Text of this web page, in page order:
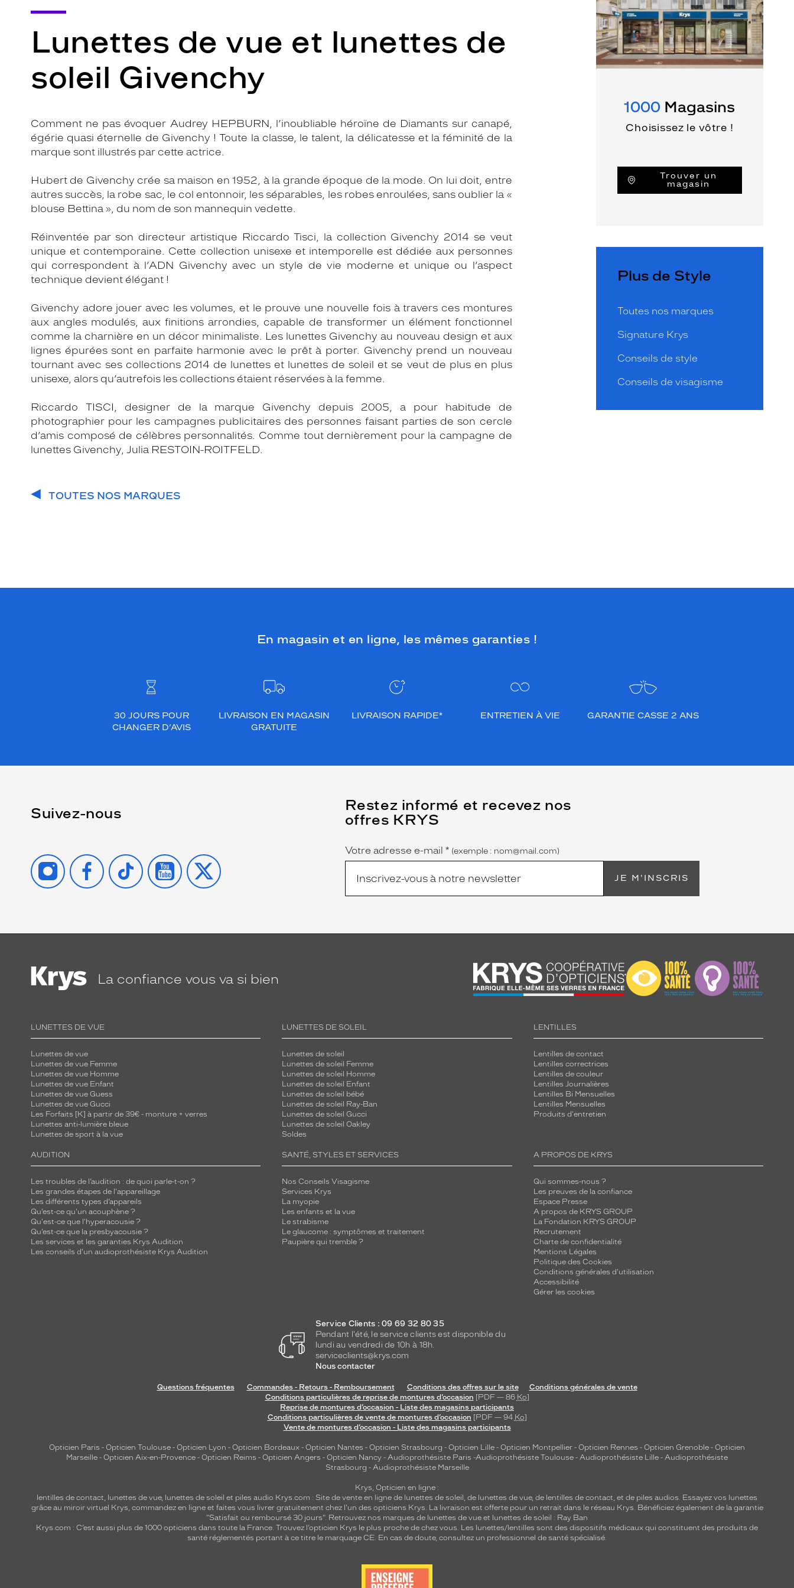
Lunettes de vue et lunettes de
soleil Givenchy
Comment ne pas évoquer Audrey HEPBURN, l’inoubliable héroïne de Diamants sur canapé,
égérie quasi éternelle de Givenchy ! Toute la classe, le talent, la délicatesse et la féminité de la
marque sont illustrés par cette actrice.
Hubert de Givenchy crée sa maison en 1952, à la grande époque de la mode. On lui doit, entre
autres succès, la robe sac, le col entonnoir, les séparables, les robes enroulées, sans oublier la «
blouse Bettina », du nom de son mannequin vedette.
Réinventée par son directeur artistique Riccardo Tisci, la collection Givenchy 2014 se veut
unique et contemporaine. Cette collection unisexe et intemporelle est dédiée aux personnes
qui correspondent à l’ADN Givenchy avec un style de vie moderne et unique ou l’aspect
technique devient élégant !
Givenchy adore jouer avec les volumes, et le prouve une nouvelle fois à travers ces montures
aux angles modulés, aux finitions arrondies, capable de transformer un élément fonctionnel
comme la charnière en un décor minimaliste. Les lunettes Givenchy au nouveau design et aux
lignes épurées sont en parfaite harmonie avec le prêt à porter. Givenchy prend un nouveau
tournant avec ses collections 2014 de lunettes et lunettes de soleil et se veut de plus en plus
unisexe, alors qu’autrefois les collections étaient réservées à la femme.
Riccardo TISCI, designer de la marque Givenchy depuis 2005, a pour habitude de
photographier pour les campagnes publicitaires des personnes faisant parties de son cercle
d’amis composé de célèbres personnalités. Comme tout dernièrement pour la campagne de
lunettes Givenchy, Julia RESTOIN-ROITFELD.
TOUTES NOS MARQUES
1000 Magasins
Choisissez le vôtre !
Trouver un
magasin
Plus de Style
Toutes nos marques
Signature Krys
Conseils de style
Conseils de visagisme
En magasin et en ligne, les mêmes garanties !
30 JOURS POUR
CHANGER D’AVIS
LIVRAISON EN MAGASIN
GRATUITE
LIVRAISON RAPIDE* ENTRETIEN À VIE GARANTIE CASSE 2 ANS
Suivez-nous
INSTAGRAMFACEBOOK
TIKTOK YOUTUBE
X
Restez informé et recevez nos
offres KRYS
Name
Votre adresse e-mail *
(Ce
champ
est
obligatoire)
(exemple : nom@mail.com)
JE M'INSCRIS
La confiance vous va si bien
LUNETTES DE VUE
Lunettes de vue
Lunettes de vue Femme
Lunettes de vue Homme
Lunettes de vue Enfant
Lunettes de vue Guess
Lunettes de vue Gucci
Les Forfaits [K] à partir de 39€ - monture + verres
Lunettes anti-lumière bleue
Lunettes de sport à la vue
LUNETTES DE SOLEIL
Lunettes de soleil
Lunettes de soleil Femme
Lunettes de soleil Homme
Lunettes de soleil Enfant
Lunettes de soleil bébé
Lunettes de soleil Ray-Ban
Lunettes de soleil Gucci
Lunettes de soleil Oakley
Soldes
LENTILLES
Lentilles de contact
Lentilles correctrices
Lentilles de couleur
Lentilles Journalières
Lentilles Bi Mensuelles
Lentilles Mensuelles
Produits d'entretien
AUDITION
Les troubles de l’audition : de quoi parle-t-on ?
Les grandes étapes de l'appareillage
Les différents types d’appareils
Qu’est-ce qu'un acouphène ?
Qu'est-ce que l'hyperacousie ?
Qu’est-ce que la presbyacousie ?
Les services et les garanties Krys Audition
Les conseils d'un audioprothésiste Krys Audition
SANTÉ, STYLES ET SERVICES
Nos Conseils Visagisme
Services Krys
La myopie
Les enfants et la vue
Le strabisme
Le glaucome : symptômes et traitement
Paupière qui tremble ?
A PROPOS DE KRYS
Qui sommes-nous ?
Les preuves de la confiance
Espace Presse
A propos de KRYS GROUP
La Fondation KRYS GROUP
Recrutement
Charte de confidentialité
Mentions Légales
Politique des Cookies
Conditions générales d'utilisation
Accessibilité
Gérer les cookies
Service Clients : 09 69 32 80 35
Pendant l'été, le service clients est disponible du
lundi au vendredi de 10h à 18h.
serviceclients@krys.com
Nous contacter
Questions fréquentes Commandes - Retours - Remboursement Conditions des offres sur le site
Conditions générales de vente
Conditions particulières de reprise de montures d’occasion [PDF — 86 Ko]
Reprise de montures d’occasion - Liste des magasins participants
Conditions particulières de vente de montures d’occasion [PDF — 94 Ko]
Vente de montures d’occasion - Liste des magasins participants
Opticien Paris - Opticien Toulouse - Opticien Lyon - Opticien Bordeaux - Opticien Nantes - Opticien Strasbourg - Opticien Lille - Opticien Montpellier - Opticien Rennes - Opticien Grenoble - Opticien
Marseille - Opticien Aix-en-Provence - Opticien Reims - Opticien Angers - Opticien Nancy - Audioprothésiste Paris -Audioprothésiste Toulouse - Audioprothésiste Lille - Audioprothésiste
Strasbourg - Audioprothésiste Marseille
Krys, Opticien en ligne :
lentilles de contact, lunettes de vue, lunettes de soleil et piles audio Krys.com : Site de vente en ligne de lunettes de soleil, de lunettes de vue, de lentilles de contact, et de piles audios. Essayez vos lunettes
grâce au miroir virtuel Krys, commandez en ligne et faites vous livrer gratuitement chez l'un des opticiens Krys. La livraison est offerte pour un retrait dans le réseau Krys. Bénéficiez également de la garantie
"Satisfait ou remboursé 30 jours". Retrouvez nos marques de lunettes de vue et lunettes de soleil : Ray Ban
Krys.com : C’est aussi plus de 1000 opticiens dans toute la France. Trouvez l’opticien Krys le plus proche de chez vous. Les lunettes/lentilles sont des dispositifs médicaux qui constituent des produits de
santé réglementés portant à ce titre le marquage CE. En cas de doute, consultez un professionnel de santé spécialisé.